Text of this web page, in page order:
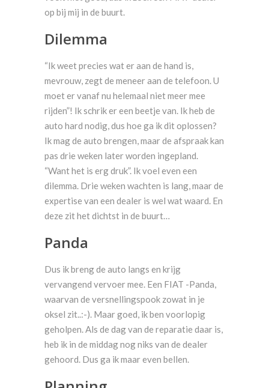
op bij mij in de buurt.
Dilemma
“Ik weet precies wat er aan de hand is,
mevrouw, zegt de meneer aan de telefoon. U
moet er vanaf nu helemaal niet meer mee
rijden”! Ik schrik er een beetje van. Ik heb de
auto hard nodig, dus hoe ga ik dit oplossen?
Ik mag de auto brengen, maar de afspraak kan
pas drie weken later worden ingepland.
“Want het is erg druk”. Ik voel even een
dilemma. Drie weken wachten is lang, maar de
expertise van een dealer is wel wat waard. En
deze zit het dichtst in de buurt…
Panda
Dus ik breng de auto langs en krijg
vervangend vervoer mee. Een FIAT -Panda,
waarvan de versnellingspook zowat in je
oksel zit..:-). Maar goed, ik ben voorlopig
geholpen. Als de dag van de reparatie daar is,
heb ik in de middag nog niks van de dealer
gehoord. Dus ga ik maar even bellen.